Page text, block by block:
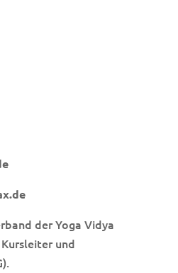
der Yoga Vidya
und